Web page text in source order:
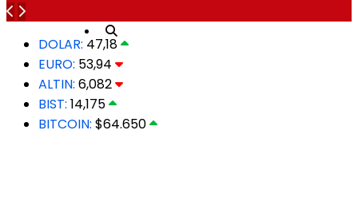
DOLAR: 47,18
EURO: 53,94
ALTIN: 6,082
BIST: 14,175
BITCOIN: $64.650